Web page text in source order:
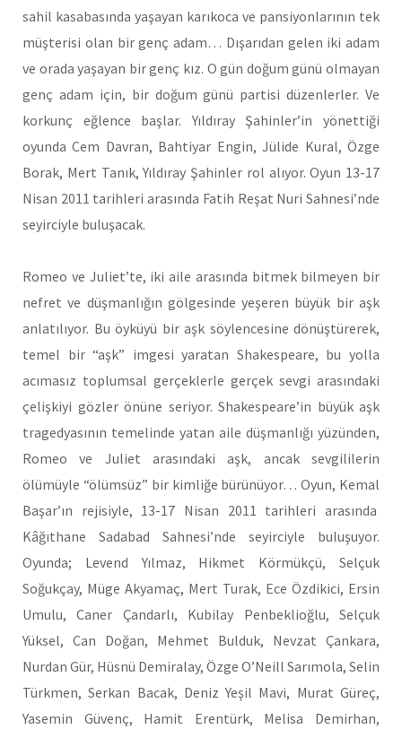
sahil kasabasında yaşayan karıkoca ve pansiyonlarının tek
müşterisi olan bir genç adam… Dışarıdan gelen iki adam
ve orada yaşayan bir genç kız. O gün doğum günü olmayan
genç adam için, bir doğum günü partisi düzenlerler. Ve
korkunç eğlence başlar. Yıldıray Şahinler’in yönettiği
oyunda Cem Davran, Bahtiyar Engin, Jülide Kural, Özge
Borak, Mert Tanık, Yıldıray Şahinler rol alıyor. Oyun 13-17
Nisan 2011 tarihleri arasında Fatih Reşat Nuri Sahnesi’nde
seyirciyle buluşacak.
Romeo ve Juliet’te, iki aile arasında bitmek bilmeyen bir
nefret ve düşmanlığın gölgesinde yeşeren büyük bir aşk
anlatılıyor. Bu öyküyü bir aşk söylencesine dönüştürerek,
temel bir “aşk” imgesi yaratan Shakespeare, bu yolla
acımasız toplumsal gerçeklerle gerçek sevgi arasındaki
çelişkiyi gözler önüne seriyor. Shakespeare’in büyük aşk
tragedyasının temelinde yatan aile düşmanlığı yüzünden,
Romeo ve Juliet arasındaki aşk, ancak sevgililerin
ölümüyle “ölümsüz” bir kimliğe bürünüyor… Oyun, Kemal
Başar’ın rejisiyle, 13-17 Nisan 2011 tarihleri arasında
Kâğıthane Sadabad Sahnesi’nde seyirciyle buluşuyor.
Oyunda; Levend Yılmaz, Hikmet Körmükçü, Selçuk
Soğukçay, Müge Akyamaç, Mert Turak, Ece Özdikici, Ersin
Umulu, Caner Çandarlı, Kubilay Penbeklioğlu, Selçuk
Yüksel, Can Doğan, Mehmet Bulduk, Nevzat Çankara,
Nurdan Gür, Hüsnü Demiralay, Özge O’Neill Sarımola, Selin
Türkmen, Serkan Bacak, Deniz Yeşil Mavi, Murat Güreç,
Yasemin Güvenç, Hamit Erentürk, Melisa Demirhan,